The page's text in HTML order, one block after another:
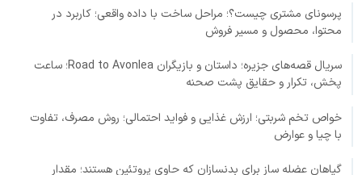
پرسونای مشتری چیست؟؛ مراحل ساخت با داده واقعی؛ کاربرد در
محتوا، محصول و مسیر فروش
سریال قصه‌های جزیره؛ داستان و بازیگران Road to Avonlea؛ ساعت
پخش، تکرار و حقایق پشت صحنه
خواص تخم شربتی؛ ارزش غذایی و فواید احتمالی؛ روش مصرف، تفاوت
با چیا و عوارض
گیاهان عضله ساز برای بدنسازان که حاوی پروتئین هستند؛ مقدار